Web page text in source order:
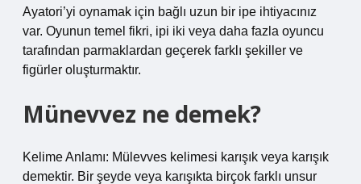
Ayatori’yi oynamak için bağlı uzun bir ipe ihtiyacınız
var. Oyunun temel fikri, ipi iki veya daha fazla oyuncu
tarafından parmaklardan geçerek farklı şekiller ve
figürler oluşturmaktır.
Münevvez ne demek?
Kelime Anlamı: Mülevves kelimesi karışık veya karışık
demektir. Bir şeyde veya karışıkta birçok farklı unsur